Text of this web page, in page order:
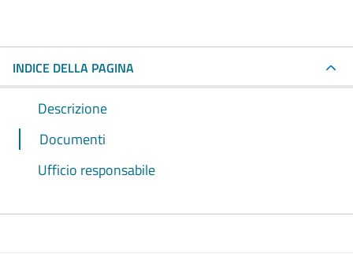
INDICE DELLA PAGINA
Descrizione
Documenti
Ufficio responsabile